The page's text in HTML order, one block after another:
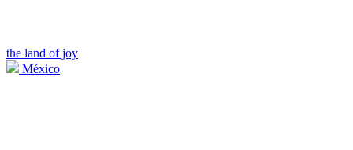
the land of joy
México